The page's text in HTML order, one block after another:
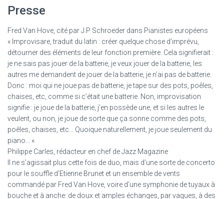
Presse
Fred Van Hove, cité par J.P Schroeder dans Pianistes européens
« Improvisare, traduit du latin : créer quelque chose d’imprévu,
détourner des éléments de leur fonction première. Cela signifierait :
je ne sais pas jouer de la batterie, je veux jouer de la batterie, les
autres me demandent de jouer de la batterie, je n’ai pas de batterie.
Donc : moi qui ne joue pas de batterie, je tape sur des pots, poêles,
chaises, etc, comme si c’était une batterie. Non, improvisation
signifie : je joue de la batterie, j’en possède une, et si les autres le
veulent, ou non, je joue de sorte que ça sonne comme des pots,
poêles, chaises, etc… Quoique naturellement, je joue seulement du
piano… «
Philippe Carles, rédacteur en chef de Jazz Magazine
Il ne s’agissait plus cette fois de duo, mais d’une sorte de concerto
pour le souffle d’Etienne Brunet et un ensemble de vents
commandé par Fred Van Hove, voire d’une symphonie de tuyaux à
bouche et à anche: de doux et amples échanges, par vagues, à des